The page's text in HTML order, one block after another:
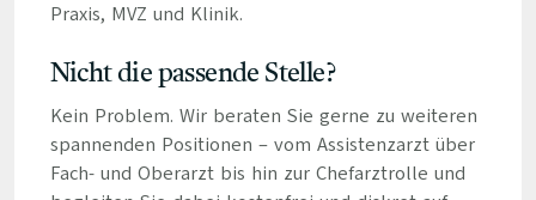
Praxis, MVZ und Klinik.
Nicht die passende Stelle?
Kein Problem. Wir beraten Sie gerne zu weiteren
spannenden Positionen – vom Assistenzarzt über
Fach- und Oberarzt bis hin zur Chefarztrolle und